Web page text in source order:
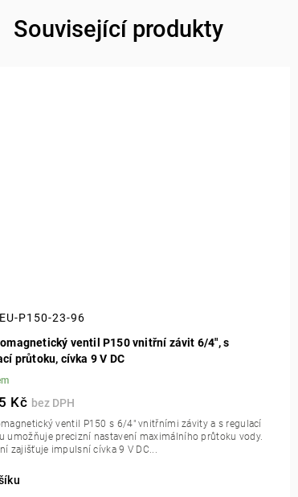
Související produkty
ventil P150 vnitřní závit 6/4", s
průtoku, cívka 9 V DC
Kč
ventil P150 s 6/4" vnitřními závity a s regulací
umožňuje precizní nastavení maximálního průtoku vody.
zajišťuje impulsní cívka 9 V DC...
EU-P150-23-96